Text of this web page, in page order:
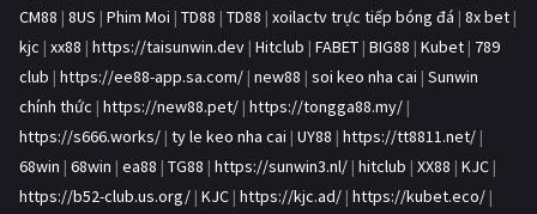
CM88 | 8US | Phim Moi | TD88 | TD88 | xoilactv trực tiếp bóng đá | 8x bet |
kjc | xx88 | https://taisunwin.dev | Hitclub | FABET | BIG88 | Kubet | 789
club | https://ee88-app.sa.com/ | new88 | soi keo nha cai | Sunwin
chính thức | https://new88.pet/ | https://tongga88.my/ |
https://s666.works/ | ty le keo nha cai | UY88 | https://tt8811.net/ |
68win | 68win | ea88 | TG88 | https://sunwin3.nl/ | hitclub | XX88 | KJC |
https://b52-club.us.org/ | KJC | https://kjc.ad/ | https://kubet.eco/ |